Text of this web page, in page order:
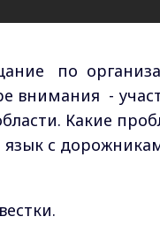
по
внимания -
Какие
с